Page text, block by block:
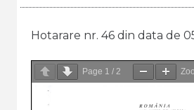
Hotarare nr. 46 din data de
Page 1 / 2